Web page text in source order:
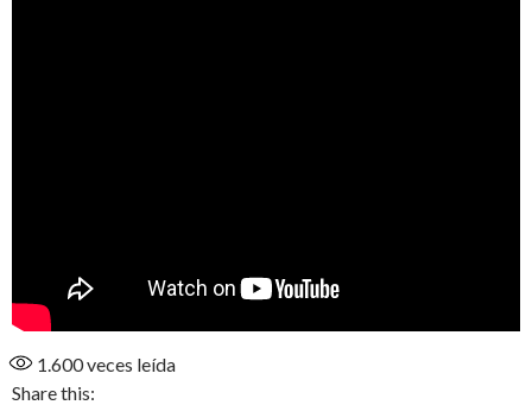
1.600veces leída
Share this: